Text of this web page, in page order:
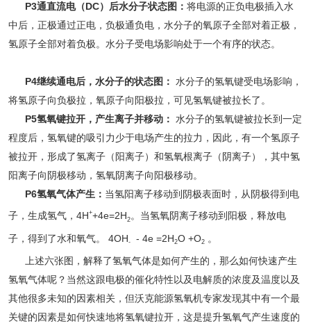
P3通直流电（DC）后水分子状态图：将电源的正负电极插入水
中后，正极通过正电，负极通负电，水分子的氧原子全部对着正极，
氢原子全部对着负极。水分子受电场影响处于一个有序的状态。
P4继续通电后，水分子的状态图： 水分子的氢氧键受电场影响，
将氢原子向负极拉，氧原子向阳极拉，可见氢氧键被拉长了。
P5氢氧键拉开，产生离子并移动： 水分子的氢氧键被拉长到一定
程度后，氢氧键的吸引力少于电场产生的拉力，因此，有一个氢原子
被拉开，形成了氢离子（阳离子）和氢氧根离子（阴离子），其中氢
阳离子向阴极移动，氢氧阴离子向阳极移动。
P6氢氧气体产生： 当氢阳离子移动到阴极表面时，从阴极得到电
子，生成氢气，4H++4e=2H2 。当氢氧阴离子移动到阳极，释放电
子，得到了水和氧气。 4OH- - 4e =2H2O +O2 。
上述六张图，解释了氢氧气体是如何产生的，那么如何快速产生
氢氧气体呢？当然这跟电极的催化特性以及电解质的浓度及温度以及
其他很多未知的因素相关，但沃克能源氢氧机专家发现其中有一个最
关键的因素是如何快速地将氢氧键拉开，这是提升氢氧气产生速度的